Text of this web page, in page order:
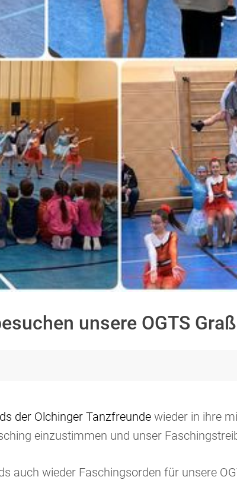
unsere OGTS
der Olchinger Tanzfreunde wieder in ihre
einzustimmen und unser
auch wieder Faschingsorden für unsere